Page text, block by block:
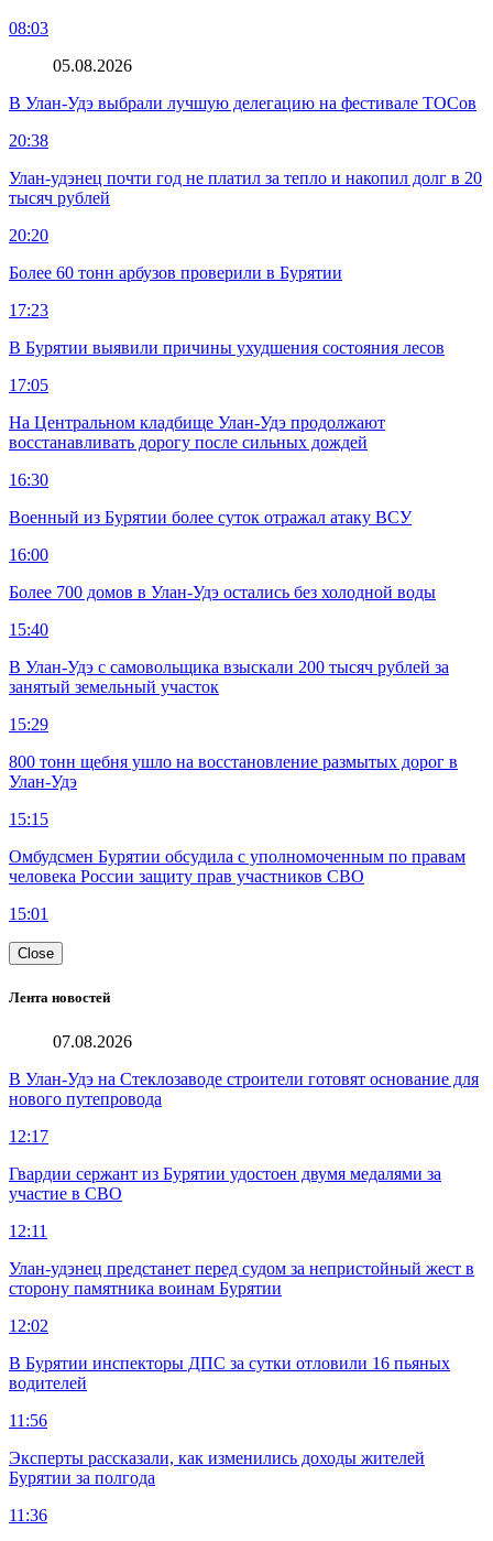
08:03
05.08.2026
В Улан-Удэ выбрали лучшую делегацию на фестивале ТОСов
20:38
Улан-удэнец почти год не платил за тепло и накопил долг в 20
тысяч рублей
20:20
Более 60 тонн арбузов проверили в Бурятии
17:23
В Бурятии выявили причины ухудшения состояния лесов
17:05
На Центральном кладбище Улан-Удэ продолжают
восстанавливать дорогу после сильных дождей
16:30
Военный из Бурятии более суток отражал атаку ВСУ
16:00
Более 700 домов в Улан-Удэ остались без холодной воды
15:40
В Улан-Удэ с самовольщика взыскали 200 тысяч рублей за
занятый земельный участок
15:29
800 тонн щебня ушло на восстановление размытых дорог в
Улан-Удэ
15:15
Омбудсмен Бурятии обсудила с уполномоченным по правам
человека России защиту прав участников СВО
15:01
Close
Лента новостей
07.08.2026
В Улан-Удэ на Стеклозаводе строители готовят основание для
нового путепровода
12:17
Гвардии сержант из Бурятии удостоен двумя медалями за
участие в СВО
12:11
Улан-удэнец предстанет перед судом за непристойный жест в
сторону памятника воинам Бурятии
12:02
В Бурятии инспекторы ДПС за сутки отловили 16 пьяных
водителей
11:56
Эксперты рассказали, как изменились доходы жителей
Бурятии за полгода
11:36